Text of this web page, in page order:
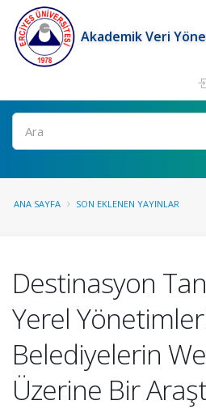
Akademik Veri
Ara
ANA SAYFA SON EKLENEN YAYINLAR
Destinasyon
Yerel
Belediyelerin
Üzerine Bir